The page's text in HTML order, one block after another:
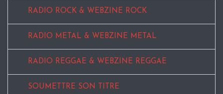
RADIO ROCK & WEBZINE ROCK
RADIO METAL & WEBZINE METAL
RADIO REGGAE & WEBZINE REGGAE
SOUMETTRE SON TITRE